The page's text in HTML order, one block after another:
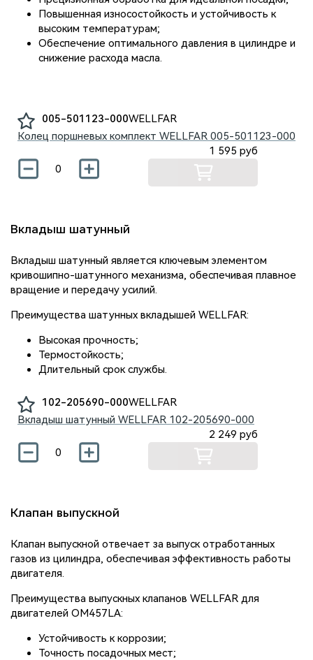
Повышенная износостойкость и устойчивость к
высоким температурам;
Обеспечение оптимального давления в цилиндре и
снижение расхода масла.
005-501123-000WELLFAR
Колец поршневых комплект WELLFAR 005-501123-000
1 595 руб
Вкладыш шатунный
Вкладыш шатунный является ключевым элементом
кривошипно-шатунного механизма, обеспечивая плавное
вращение и передачу усилий.
Преимущества шатунных вкладышей WELLFAR:
Высокая прочность;
Термостойкость;
Длительный срок службы.
102-205690-000WELLFAR
Вкладыш шатунный WELLFAR 102-205690-000
2 249 руб
Клапан выпускной
Клапан выпускной отвечает за выпуск отработанных
газов из цилиндра, обеспечивая эффективность работы
двигателя.
Преимущества выпускных клапанов WELLFAR для
двигателей OM457LA:
Устойчивость к коррозии;
Точность посадочных мест;